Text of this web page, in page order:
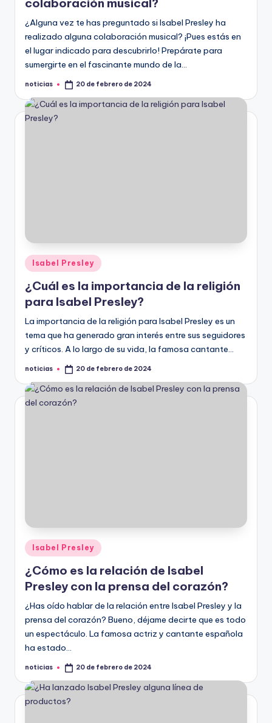
colaboración musical?
¿Alguna vez te has preguntado si Isabel Presley ha
realizado alguna colaboración musical? ¡Pues estás en
el lugar indicado para descubrirlo! Prepárate para
sumergirte en el fascinante mundo de la…
Publicado
noticias 20 de febrero de 2024
Publicado
en
Isabel Presley
¿Cuál es la importancia de la religión
para Isabel Presley?
La importancia de la religión para Isabel Presley es un
tema que ha generado gran interés entre sus seguidores
y críticos. A lo largo de su vida, la famosa cantante…
Publicado
noticias 20 de febrero de 2024
Publicado
en
Isabel Presley
¿Cómo es la relación de Isabel
Presley con la prensa del corazón?
¿Has oído hablar de la relación entre Isabel Presley y la
prensa del corazón? Bueno, déjame decirte que es todo
un espectáculo. La famosa actriz y cantante española
ha estado…
Publicado
noticias 20 de febrero de 2024